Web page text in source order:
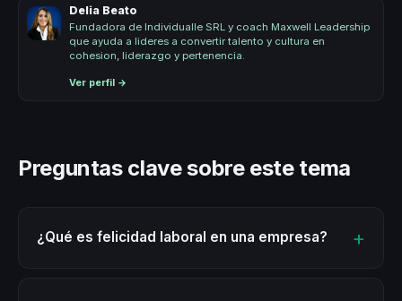
Delia Beato
Fundadora de Individualle SRL y coach Maxwell Leadership
que ayuda a lideres a convertir talento y cultura en
cohesion, liderazgo y pertenencia.
Ver perfil →
Preguntas clave sobre este tema
¿Qué es felicidad laboral en una empresa?